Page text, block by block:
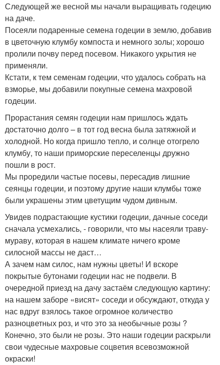
Следующей же весной мы начали выращивать годецию
на даче.
Посеяли подаренные семена годеции в землю, добавив
в цветочную клумбу компоста и немного золы; хорошо
пролили почву перед посевом. Никакого укрытия не
применяли.
Кстати, к тем семенам годеции, что удалось собрать на
взморье, мы добавили покупные семена махровой
годеции.
Прорастания семян годеции нам пришлось ждать
достаточно долго – в тот год весна была затяжной и
холодной. Но когда пришло тепло, и солнце отогрело
клумбу, то наши приморские переселенцы дружно
пошли в рост.
Мы проредили частые посевы, пересадив лишние
сеянцы годеции, и поэтому другие наши клумбы тоже
были украшены этим цветущим чудом дивным.
Увидев подрастающие кустики годеции, дачные соседи
сначала усмехались, - говорили, что мы насеяли траву-
мураву, которая в нашем климате ничего кроме
силосной массы не даст…
А зачем нам силос, нам нужны цветы! И вскоре
покрытые бутонами годеции нас не подвели. В
очередной приезд на дачу застаём следующую картину:
на нашем заборе «висят» соседи и обсуждают, откуда у
нас вдруг взялось такое огромное количество
разноцветных роз, и что это за необычные розы ?
Конечно, это были не розы. Это наши годеции раскрыли
свои чудесные махровые соцветия всевозможной
окраски!